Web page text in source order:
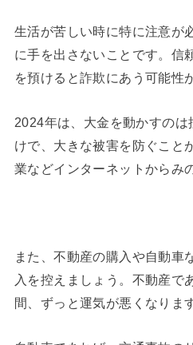
生活が苦しい時に特に注意が
に手を出さないことです。信
を預けると詐欺にあう可能性
2024年は、大金を動かすの
けで、大きな被害を防ぐこと
業などインターネットからみ
また、不動産の購入や自動車
入を控えましょう。不動産で
間、ずっと運気が悪くなりま